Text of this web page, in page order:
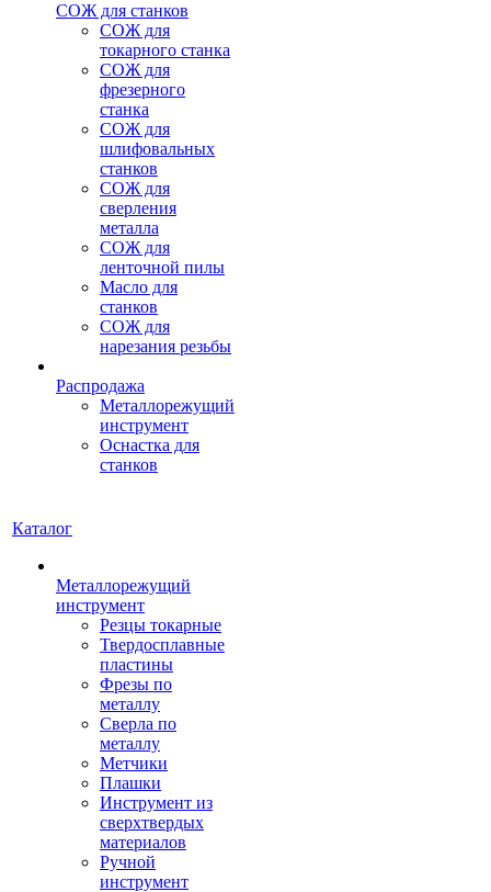
СОЖ для станков
СОЖ для
токарного станка
СОЖ для
фрезерного
станка
СОЖ для
шлифовальных
станков
СОЖ для
сверления
металла
СОЖ для
ленточной пилы
Масло для
станков
СОЖ для
нарезания резьбы
Распродажа
Металлорежущий
инструмент
Оснастка для
станков
Каталог
Металлорежущий
инструмент
Резцы токарные
Твердосплавные
пластины
Фрезы по
металлу
Сверла по
металлу
Метчики
Плашки
Инструмент из
сверхтвердых
материалов
Ручной
инструмент